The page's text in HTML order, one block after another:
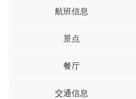
航班信息
景点
餐厅
交通信息